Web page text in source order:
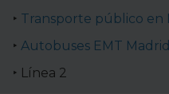
Transporte público en
Autobuses EMT Madrid
Línea 2